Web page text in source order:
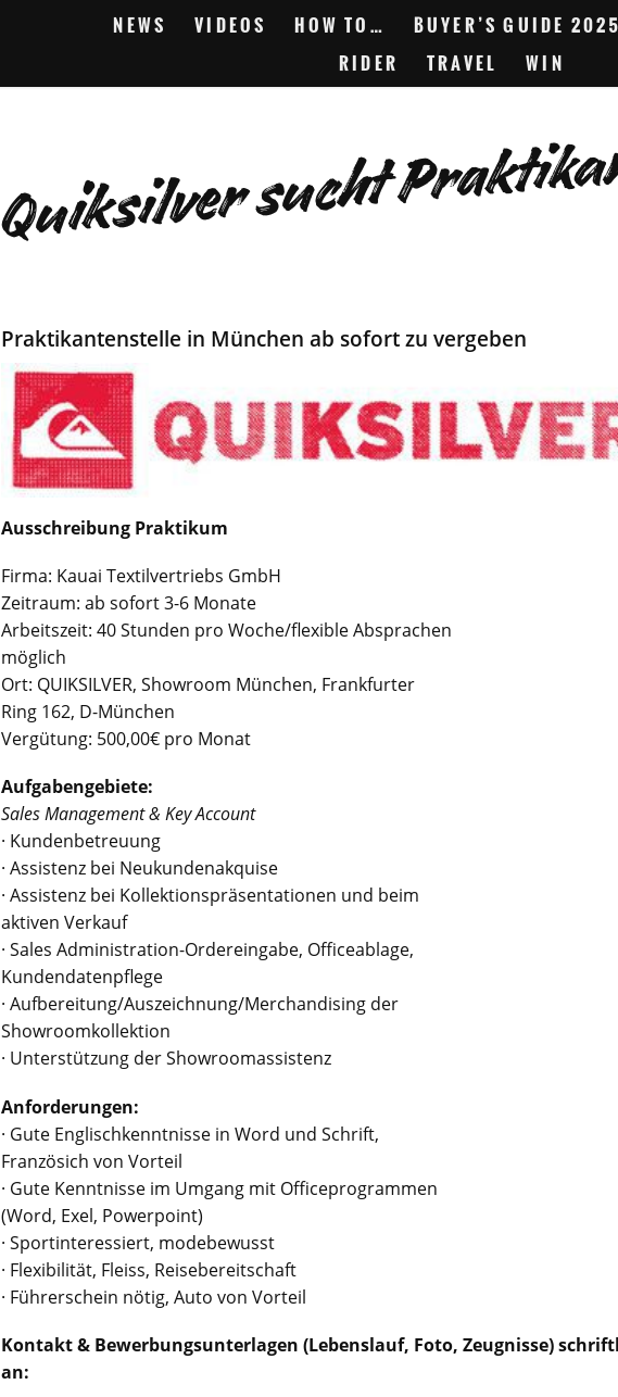
NEWS VIDEOS HOW TO… BUYER’S GUIDE
RIDER
TRAVEL WIN
Quiksilver sucht
Praktikantenstelle in München ab sofort zu vergeben
Ausschreibung Praktikum
Firma: Kauai Textilvertriebs GmbH
Zeitraum: ab sofort 3-6 Monate
Arbeitszeit: 40 Stunden pro Woche/flexible Absprachen
möglich
Ort: QUIKSILVER, Showroom München, Frankfurter
Ring 162, D-München
Vergütung: 500,00€ pro Monat
Aufgabengebiete:
Sales Management & Key Account
· Kundenbetreuung
· Assistenz bei Neukundenakquise
· Assistenz bei Kollektionspräsentationen und beim
aktiven Verkauf
· Sales Administration-Ordereingabe, Officeablage,
Kundendatenpflege
· Aufbereitung/Auszeichnung/Merchandising der
Showroomkollektion
· Unterstützung der Showroomassistenz
Anforderungen:
· Gute Englischkenntnisse in Word und Schrift,
Französich von Vorteil
· Gute Kenntnisse im Umgang mit Officeprogrammen
(Word, Exel, Powerpoint)
· Sportinteressiert, modebewusst
· Flexibilität, Fleiss, Reisebereitschaft
· Führerschein nötig, Auto von Vorteil
Kontakt & Bewerbungsunterlagen (Lebenslauf, Foto, Zeugnisse)
an: